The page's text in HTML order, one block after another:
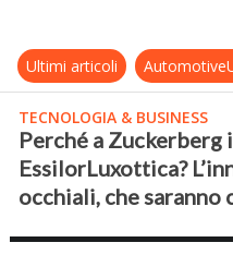
Ultimi articoli
TECNOLOGIA & BUSINESS
Perché a Zuckerberg
EssilorLuxottica?
occhiali, che